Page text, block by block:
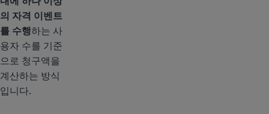
의 자격 이벤트
를 수행하는 사
용자 수를 기준
으로 청구액을
계산하는 방식
입니다.